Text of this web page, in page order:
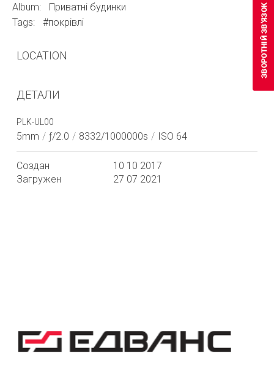
Album:
Приватні будинки
Tags:
#покрівлі
LOCATION
ДЕТАЛИ
PLK-UL00
5mm / ƒ/2.0 / 8332/1000000s / ISO 64
Создан
10 10 2017
Загружен
27 07 2021